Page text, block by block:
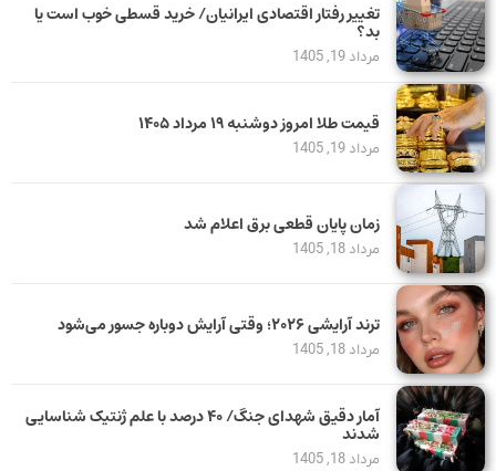
تغییر رفتار اقتصادی ایرانیان/ خرید قسطی خوب است یا
بد؟
مرداد 19, 1405
قیمت طلا امروز دوشنبه ۱۹ مرداد ۱۴۰۵
مرداد 19, 1405
زمان پایان قطعی برق اعلام شد
مرداد 18, 1405
ترند آرایشی ۲۰۲۶؛ وقتی آرایش دوباره جسور می‌شود
مرداد 18, 1405
آمار دقیق شهدای جنگ/ ۴۰ درصد با علم ژنتیک شناسایی
شدند
مرداد 18, 1405